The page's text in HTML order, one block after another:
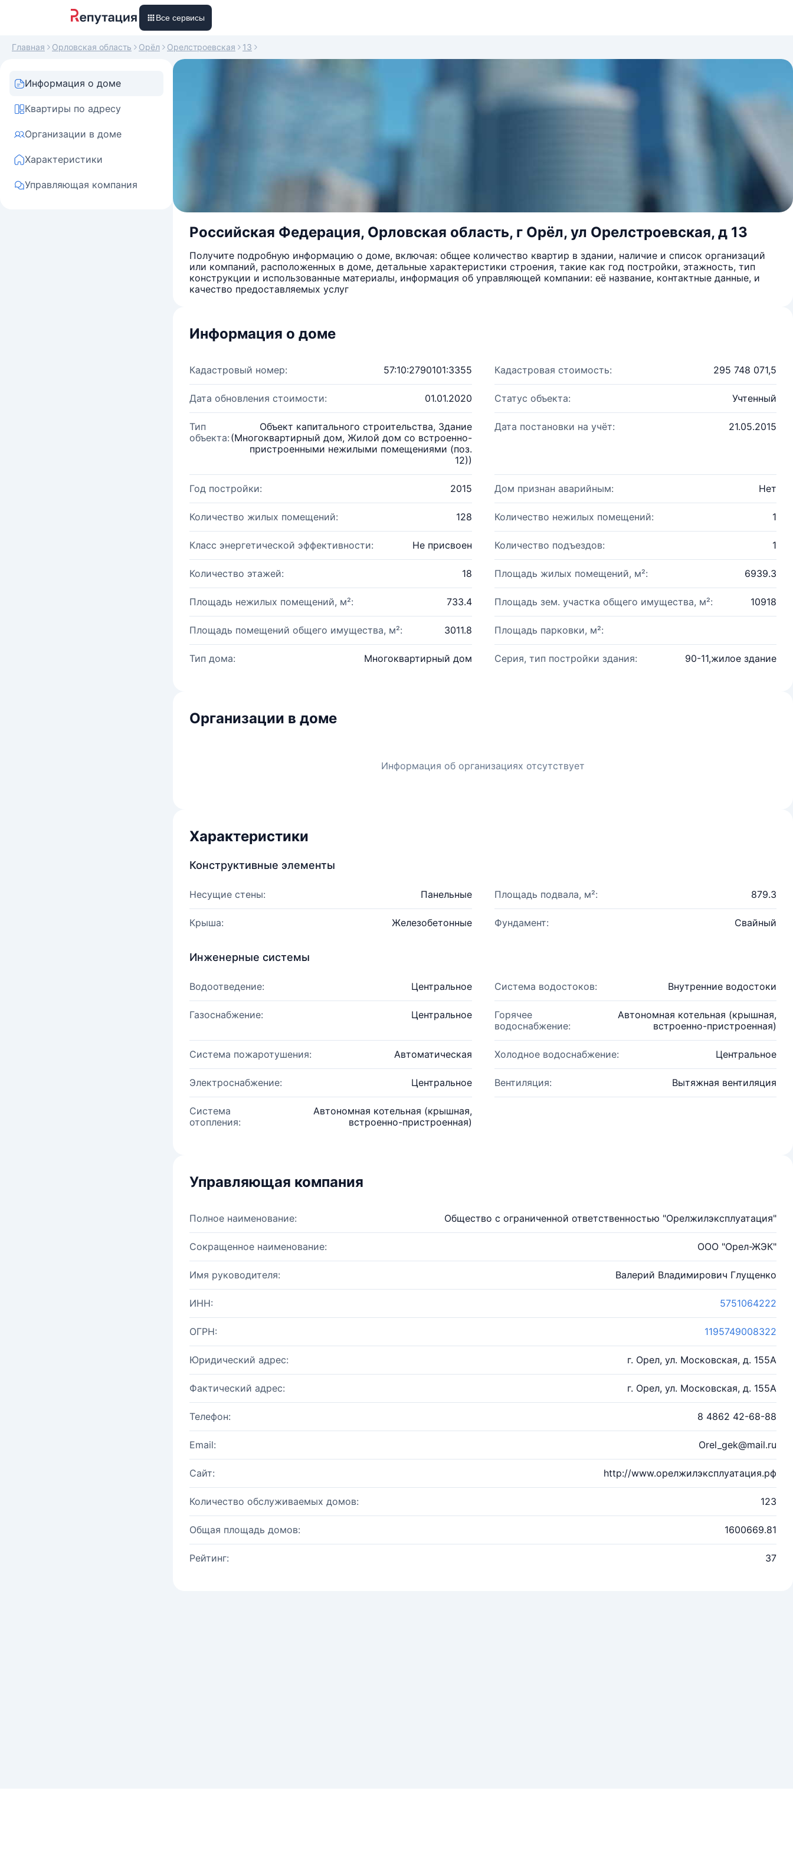
Все сервисы
Главная Орловская область Орёл Орелстроевская 13
Информация о доме
Квартиры по адресу
Организации в доме
Характеристики
Управляющая компания
Российская Федерация, Орловская область, г Орёл, ул Орелстроевская, д 13
Получите подробную информацию о доме, включая: общее количество квартир в здании, наличие и список организаций
или компаний, расположенных в доме, детальные характеристики строения, такие как год постройки, этажность, тип
конструкции и использованные материалы, информация об управляющей компании: её название, контактные данные, и
качество предоставляемых услуг
Информация о доме
Кадастровый номер: 57:10:2790101:3355 Кадастровая стоимость: 295 748 071,5
Дата обновления стоимости: 01.01.2020 Статус объекта: Учтенный
Тип
объекта:
Объект капитального строительства, Здание
(Многоквартирный дом, Жилой дом со встроенно-
пристроенными нежилыми помещениями (поз.
12))
Дата постановки на учёт: 21.05.2015
Год постройки: 2015 Дом признан аварийным: Нет
Количество жилых помещений: 128 Количество нежилых помещений: 1
Класс энергетической эффективности: Не присвоен Количество подъездов: 1
Количество этажей: 18 Площадь жилых помещений, м²: 6939.3
Площадь нежилых помещений, м²: 733.4 Площадь зем. участка общего имущества, м²: 10918
Площадь помещений общего имущества, м²: 3011.8 Площадь парковки, м²:
Тип дома: Многоквартирный дом Серия, тип постройки здания: 90-11,жилое здание
Организации в доме
Информация об организациях отсутствует
Характеристики
Конструктивные элементы
Несущие стены: Панельные Площадь подвала, м²: 879.3
Крыша: Железобетонные Фундамент: Свайный
Инженерные системы
Водоотведение: Центральное Система водостоков: Внутренние водостоки
Газоснабжение: Центральное
Горячее
водоснабжение:
Автономная котельная (крышная,
встроенно-пристроенная)
Система пожаротушения: Автоматическая Холодное водоснабжение: Центральное
Электроснабжение: Центральное Вентиляция: Вытяжная вентиляция
Система
отопления:
Автономная котельная (крышная,
встроенно-пристроенная)
Управляющая компания
Полное наименование: Общество с ограниченной ответственностью "Орелжилэксплуатация"
Сокращенное наименование: ООО "Орел-ЖЭК"
Имя руководителя: Валерий Владимирович Глущенко
ИНН: 5751064222
ОГРН: 1195749008322
Юридический адрес: г. Орел, ул. Московская, д. 155А
Фактический адрес: г. Орел, ул. Московская, д. 155А
Телефон: 8 4862 42-68-88
Email: Orel_gek@mail.ru
Сайт: http://www.орелжилэксплуатация.рф
Количество обслуживаемых домов: 123
Общая площадь домов: 1600669.81
Рейтинг: 37